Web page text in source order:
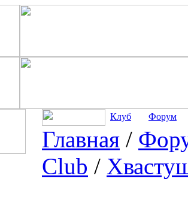
Клуб Форум
Главная /
Club /